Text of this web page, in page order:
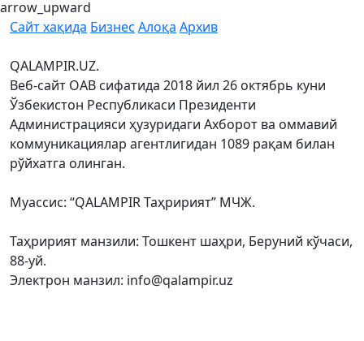
arrow_upward
Сайт хақида Бизнес Алоқа Архив
QALAMPIR.UZ.
Веб-сайт ОАВ сифатида 2018 йил 26 октябрь куни
Ўзбекистон Республикаси Президенти
Администрацияси ҳузуридаги Ахборот ва оммавий
коммуникациялар агентлигидан 1089 рақам билан
рўйхатга олинган.
Муассис: “QALAMPIR Таҳририят” МЧЖ.
Таҳририят манзили: Тошкент шаҳри, Беруний кўчаси,
88-уй.
Электрон манзил: info@qalampir.uz